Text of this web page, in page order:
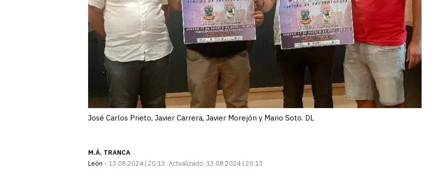
José Carlos Prieto, Javier Carrera, Javier Morejón y Mario Soto. DL
M.Á. TRANCA
León
13.08.2024 | 20:13 Actualizado: 13.08.2024 | 20:13